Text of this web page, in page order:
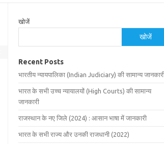
खोजें
खोजें
Recent Posts
भारतीय न्यायपालिका (Indian Judiciary) की सामान्य
भारत के सभी उच्च न्यायालयों (High Courts) की सामान्य
जानकारी
राजस्थान के नए जिले (2024) : आसान भाषा में जानकारी
भारत के सभी राज्य और उनकी राजधानी (2022)